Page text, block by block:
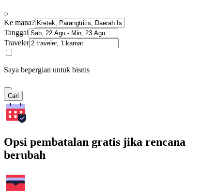
Ke mana?
Tanggal
Traveler
Saya bepergian untuk bisnis
Cari
Opsi pembatalan gratis jika rencana
berubah